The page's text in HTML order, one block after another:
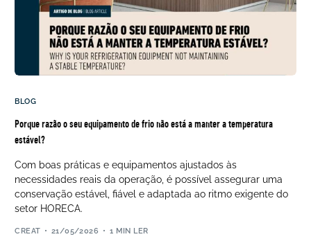
BLOG
Porque razão o seu equipamento de frio não está a manter a temperatura
estável?
Com boas práticas e equipamentos ajustados às
necessidades reais da operação, é possível assegurar uma
conservação estável, fiável e adaptada ao ritmo exigente do
setor HORECA.
CREAT 21/05/2026 1 MIN LER